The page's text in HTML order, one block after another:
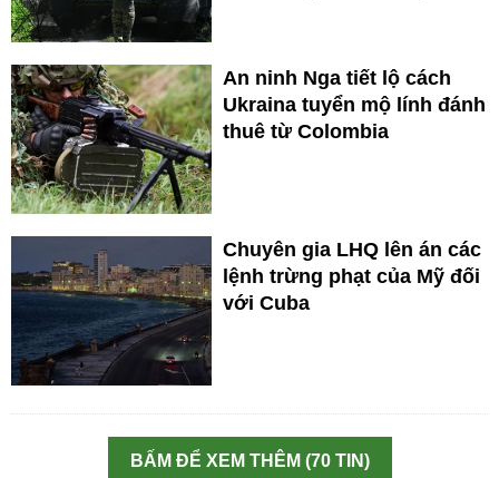
An ninh Nga tiết lộ cách
Ukraina tuyển mộ lính đánh
thuê từ Colombia
Chuyên gia LHQ lên án các
lệnh trừng phạt của Mỹ đối
với Cuba
BẤM ĐỂ XEM THÊM (70 TIN)